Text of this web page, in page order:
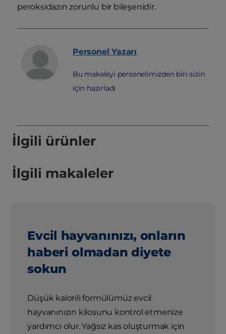
peroksidazın zorunlu bir bileşenidir.
Personel Yazarı
Bu makaleyi personelimizden biri sizin
için hazırladı
İlgili ürünler
İlgili makaleler
Evcil hayvanınızı, onların
haberi olmadan diyete
sokun
Düşük kalorili formülümüz evcil
hayvanınızın kilosunu kontrol etmenize
yardımcı olur. Yağsız kas oluşturmak için